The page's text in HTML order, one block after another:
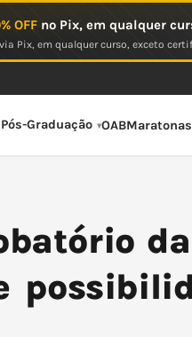
OFFno Pix, em qualquer
Pix, em qualquer curso, exceto
Pós-Graduação OABMaratonas